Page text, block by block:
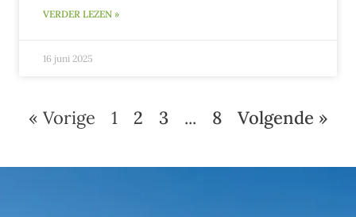
VERDER LEZEN »
16 juni 2025
« Vorige 1 2 3 ... 8 Volgende »